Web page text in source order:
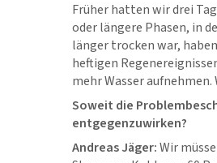
Früher hatten wir drei
oder längere Phasen, in
länger trocken war,
heftigen
mehr Wasser
Soweit die
entgegenzuwirken?
Andreas Jäger:Wir